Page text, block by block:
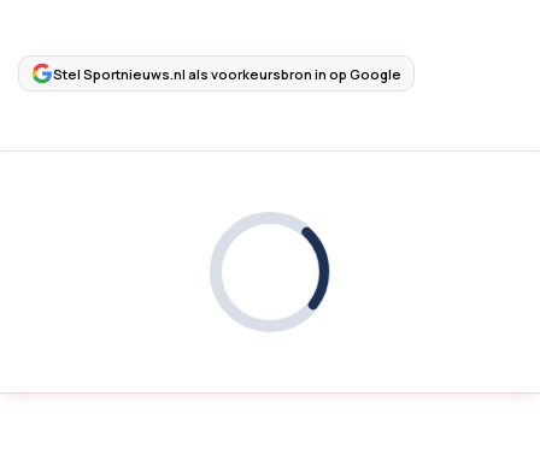
Stel Sportnieuws.nl als voorkeursbron in op Google